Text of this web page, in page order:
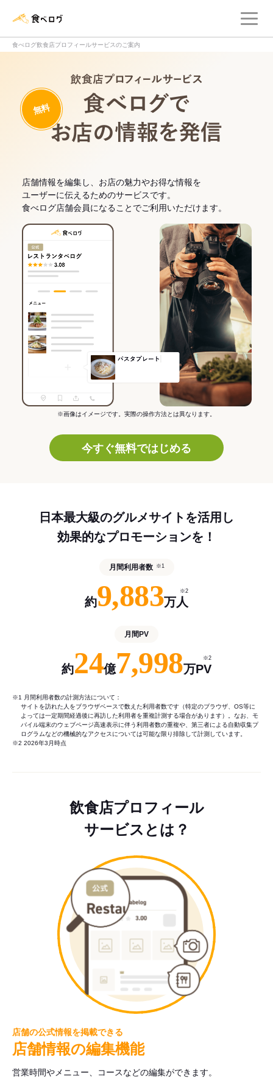
食べログ飲食店プロフィールサービスのご案内
無料
店舗情報を編集し、お店の魅力やお得な情報を
ユーザーに伝えるためのサービスです。
食べログ店舗会員になることでご利用いただけます。
※画像はイメージです。実際の操作方法とは異なります。
今すぐ無料ではじめる
日本最大級のグルメサイトを活用し
効果的なプロモーションを！
月間利用者数 ※1
約9,883万人
※2
月間PV
約24億7,998万PV
※2
※1 月間利用者数の計測方法について：
サイトを訪れた人をブラウザベースで数えた利用者数です（特定のブラウザ、OS等に
よっては一定期間経過後に再訪した利用者を重複計測する場合があります）。なお、モ
バイル端末のウェブページ高速表示に伴う利用者数の重複や、第三者による自動収集プ
ログラムなどの機械的なアクセスについては可能な限り排除して計測しています。
※2 2026年3月時点
飲食店プロフィール
サービスとは？
店舗の公式情報を掲載できる
店舗情報の編集機能
営業時間やメニュー、コースなどの編集ができます。